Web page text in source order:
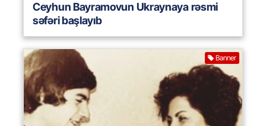
Ceyhun Bayramovun Ukraynaya rəsmi
səfəri başlayıb
Banner